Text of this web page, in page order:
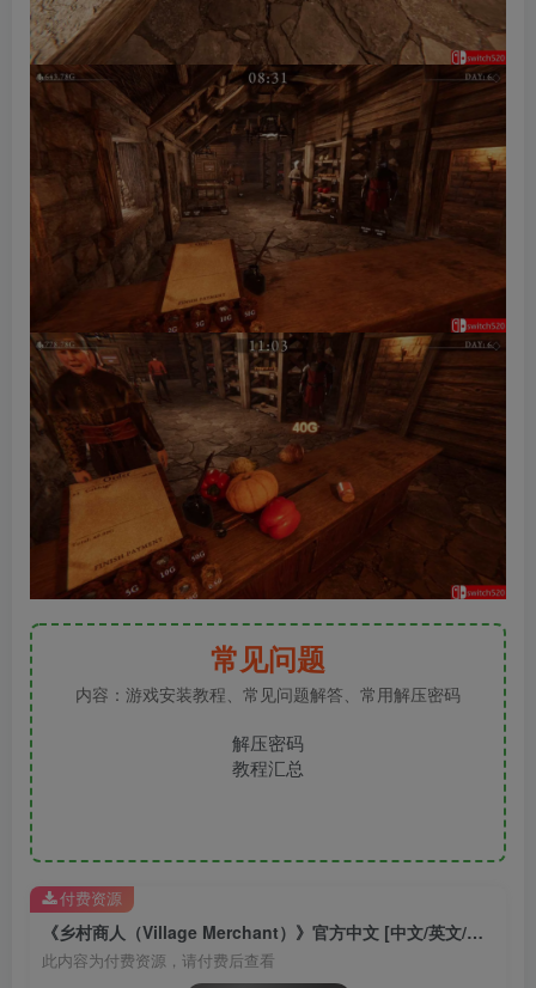
常见问题
内容：游戏安装教程、常见问题解答、常用解压密码
解压密码
教程汇总
《乡村商人（Village Merchant）》官方中文 [中文/英文/日语]
此内容为付费资源，请付费后查看
付费资源